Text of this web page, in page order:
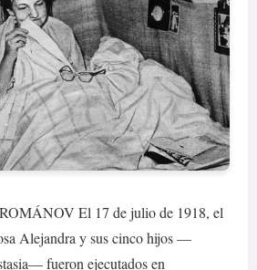
El 17 de julio de 1918, el
Alejandra y sus cinco hijos —
fueron ejecutados en